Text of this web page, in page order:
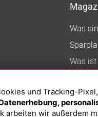
Was
Was
und Tracking-
arbeiten wir außerdem